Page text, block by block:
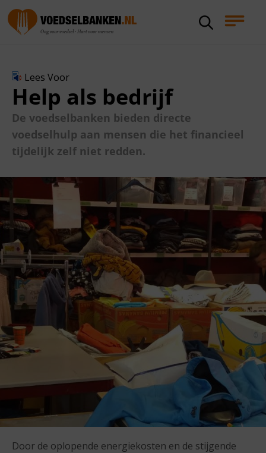
Lees Voor
Help als bedrijf
De voedselbanken bieden directe
voedselhulp aan mensen die het financieel
tijdelijk zelf niet redden.
Door de oplopende energiekosten en de stijgende